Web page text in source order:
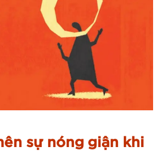
sự nóng giận khi